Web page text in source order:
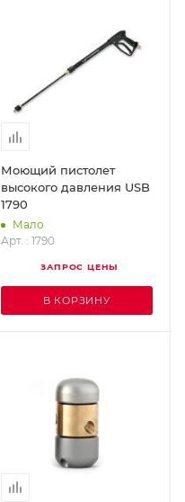
Моющий пистолет
высокого давления USB
1790
Мало
Арт. : 1790
ЗАПРОС ЦЕНЫ
В КОРЗИНУ